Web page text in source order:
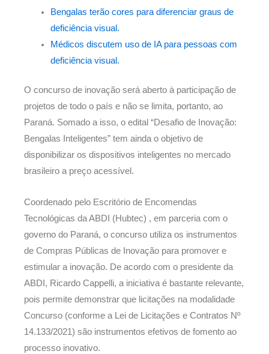
Bengalas terão cores para diferenciar graus de
deficiência visual.
Médicos discutem uso de IA para pessoas com
deficiência visual.
O concurso de inovação será aberto à participação de
projetos de todo o país e não se limita, portanto, ao
Paraná. Somado a isso, o edital “Desafio de Inovação:
Bengalas Inteligentes” tem ainda o objetivo de
disponibilizar os dispositivos inteligentes no mercado
brasileiro a preço acessível.
Coordenado pelo Escritório de Encomendas
Tecnológicas da ABDI (Hubtec) , em parceria com o
governo do Paraná, o concurso utiliza os instrumentos
de Compras Públicas de Inovação para promover e
estimular a inovação. De acordo com o presidente da
ABDI, Ricardo Cappelli, a iniciativa é bastante relevante,
pois permite demonstrar que licitações na modalidade
Concurso (conforme a Lei de Licitações e Contratos Nº
14.133/2021) são instrumentos efetivos de fomento ao
processo inovativo.